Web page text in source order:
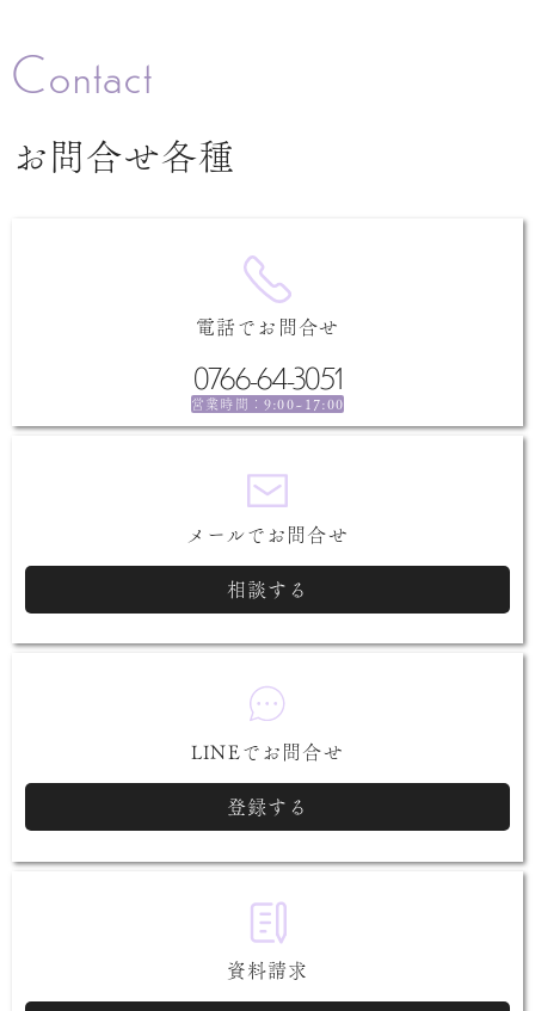
Contact
お問合せ各種
電話でお問合せ
0766-64-3051
営業時間： 9:00~17:00
メールでお問合せ
相談する
LINEでお問合せ
登録する
資料請求